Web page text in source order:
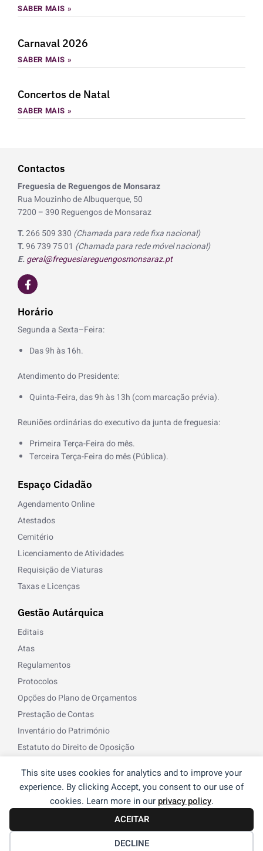
This site uses cookies for analytics and to improve your
experience. By clicking Accept, you consent to our use of
cookies. Learn more in our privacy policy.
ACEITAR
DECLINE
SABER MAIS »
Carnaval 2026
SABER MAIS »
Concertos de Natal
SABER MAIS »
Contactos
Freguesia de Reguengos de Monsaraz
Rua Mouzinho de Albuquerque, 50
7200 – 390 Reguengos de Monsaraz
T.266 509 330 (Chamada para rede fixa nacional)
T.96 739 75 01 (Chamada para rede móvel nacional)
E.geral@freguesiareguengosmonsaraz.pt
F
a
c
e
b
o
o
k
Horário
Segunda a Sexta–Feira:
Das 9h às 16h.
Atendimento do Presidente:
Quinta-Feira, das 9h às 13h (com marcação prévia).
Reuniões ordinárias do executivo da junta de freguesia:
Primeira Terça-Feira do mês.
Terceira Terça-Feira do mês (Pública).
Espaço Cidadão
Agendamento Online
Atestados
Cemitério
Licenciamento de Atividades
Requisição de Viaturas
Taxas e Licenças
Gestão Autárquica
Editais
Atas
Regulamentos
Protocolos
Opções do Plano de Orçamentos
Prestação de Contas
Inventário do Património
Estatuto do Direito de Oposição
Recursos Humanos
© 2026 Freguesia de Reguengos de Monsaraz | Desenvolvido
porNOS®